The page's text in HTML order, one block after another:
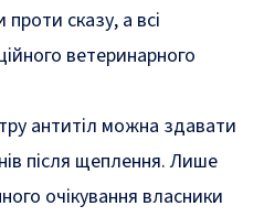
сказу, а всі
ветеринарного
антитіл можна здавати
після щеплення. Лише
очікування власники